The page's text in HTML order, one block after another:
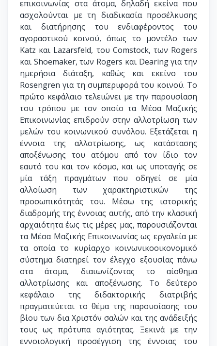
επικοινωνίας στα άτομα, δηλαδή εκείνα που
ασχολούνται με τη διαδικασία προσέλκυσης
και διατήρησης του ενδιαφέροντος του
αγοραστικού κοινού, όπως το μοντέλο των
Katz και Lazarsfeld, του Comstock, των Rogers
και Shoemaker, των Rogers και Dearing για την
ημερήσια διάταξη, καθώς και εκείνο του
Rosengren για τη συμπεριφορά του κοινού. Το
πρώτο κεφάλαιο τελειώνει με την παρουσίαση
του τρόπου με τον οποίο τα Μέσα Μαζικής
Επικοινωνίας επιδρούν στην αλλοτρίωση των
μελών του κοινωνικού συνόλου. Εξετάζεται η
έννοια της αλλοτρίωσης, ως κατάστασης
αποξένωσης του ατόμου από τον ίδιο τον
εαυτό του και τον κόσμο, και ως υποταγής σε
μία τάξη πραγμάτων που οδηγεί σε μία
αλλοίωση των χαρακτηριστικών της
προσωπικότητάς του. Μέσω της ιστορικής
διαδρομής της έννοιας αυτής, από την κλασική
αρχαιότητα έως τις μέρες μας, παρουσιάζονται
τα Μέσα Μαζικής Επικοινωνίας ως εργαλεία με
τα οποία το κυρίαρχο κοινωνικοοικονομικό
σύστημα διατηρεί τον έλεγχο εξουσίας πάνω
στα άτομα, διαιωνίζοντας το αίσθημα
αλλοτρίωσης και αποξένωσης. Το δεύτερο
κεφάλαιο της διδακτορικής διατριβής
πραγματεύεται το θέμα της παρουσίασης του
βίου των δια Χριστόν σαλών και της ανάδειξής
τους ως πρότυπα αγιότητας. Ξεκινά με την
εννοιολογική προσέγγιση της έννοιας του